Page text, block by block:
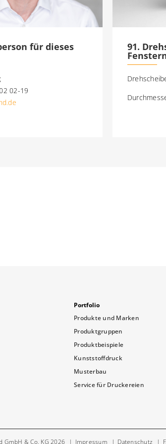
für dieses
02-19
91.
Portfolio
Produkte und Marken
Produktgruppen
Produktbeispiele
Kunststoffdruck
Musterbau
Service für Druckereien
GmbH & Co. KG 2026 Impressum Datenschutz